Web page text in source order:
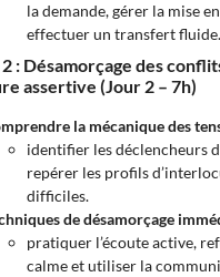
la demande, gérer la mise
effectuer un transfert fluide.
: Désamorçage des
assertive (Jour 2 – 7h)
la mécanique des
identifier les déclencheurs
repérer les profils
difficiles.
de désamorçage
pratiquer l’écoute active,
calme et utiliser la